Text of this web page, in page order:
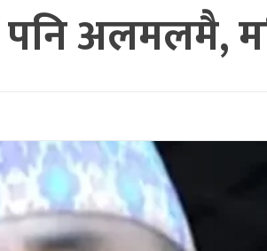
अलमलमै,